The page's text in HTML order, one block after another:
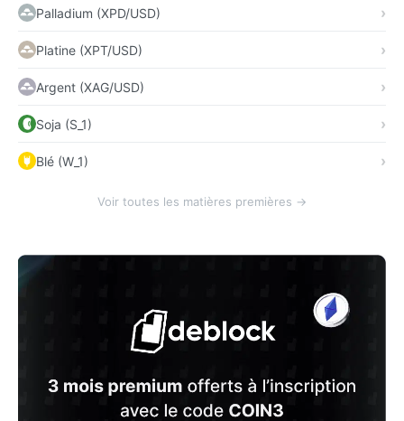
Palladium (XPD/USD)
Platine (XPT/USD)
Argent (XAG/USD)
Soja (S_1)
Blé (W_1)
Voir toutes les matières premières →